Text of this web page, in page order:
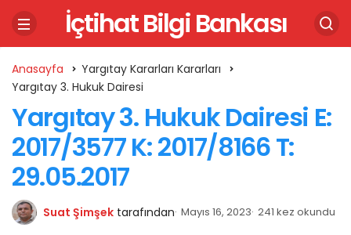
İçtihat Bilgi Bankası
Anasayfa
Yargıtay Kararları Kararları
Yargıtay 3. Hukuk Dairesi
Yargıtay 3. Hukuk Dairesi E:
2017/3577 K: 2017/8166 T:
29.05.2017
Suat Şimşek tarafından Mayıs 16, 2023 241 kez okundu